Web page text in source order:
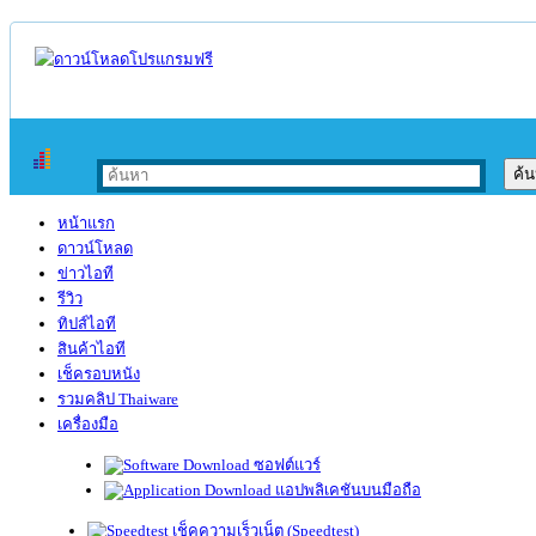
หน้าแรก
ดาวน์โหลด
ข่าวไอที
รีวิว
ทิปส์ไอที
สินค้าไอที
เช็ครอบหนัง
รวมคลิป Thaiware
เครื่องมือ
ซอฟต์แวร์
แอปพลิเคชันบนมือถือ
เช็คความเร็วเน็ต (Speedtest)